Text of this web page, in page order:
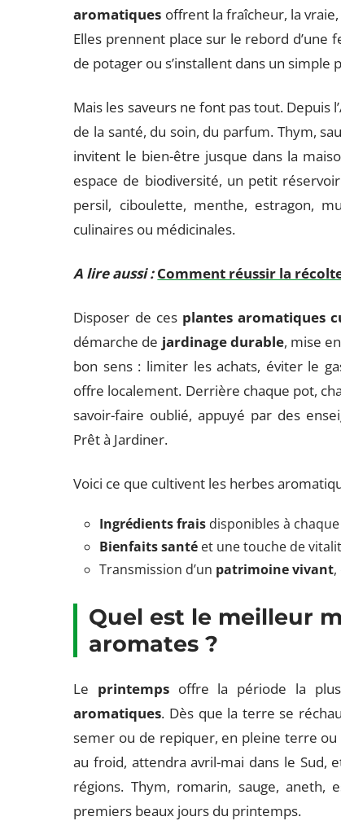
aromatiques offrent la fraîcheur, la
Elles prennent place sur le rebord d’une
de potager ou s’installent dans un
Mais les saveurs ne font pas tout. Depuis
de la santé, du soin, du parfum. Thym,
invitent le bien-être jusque dans la
espace de biodiversité, un petit
persil, ciboulette, menthe, estragon,
culinaires ou médicinales.
A lire aussi : Comment réussir la
Disposer de ces plantes aromatiques
démarche de jardinage durable, mise
bon sens : limiter les achats, éviter le
offre localement. Derrière chaque pot,
savoir-faire oublié, appuyé par des
Prêt à Jardiner.
Voici ce que cultivent les herbes
Ingrédients frais disponibles à
Bienfaits santé et une touche de
Transmission d’un patrimoine vivant
Quel est le meilleur
aromates ?
Le printemps offre la période la
aromatiques. Dès que la terre se
semer ou de repiquer, en pleine terre ou
au froid, attendra avril-mai dans le Sud,
régions. Thym, romarin, sauge, aneth,
premiers beaux jours du printemps.